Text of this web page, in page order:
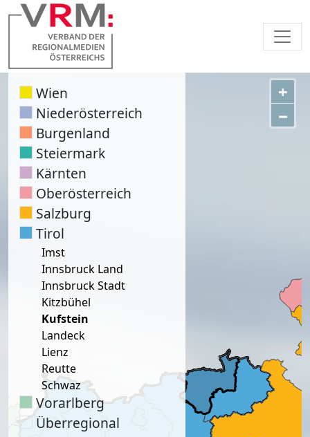
+
−
Wien
Niederösterreich
Burgenland
Steiermark
Kärnten
Oberösterreich
Salzburg
Tirol
Imst
Innsbruck Land
Innsbruck Stadt
Kitzbühel
Kufstein
Landeck
Lienz
Reutte
Schwaz
Vorarlberg
Überregional